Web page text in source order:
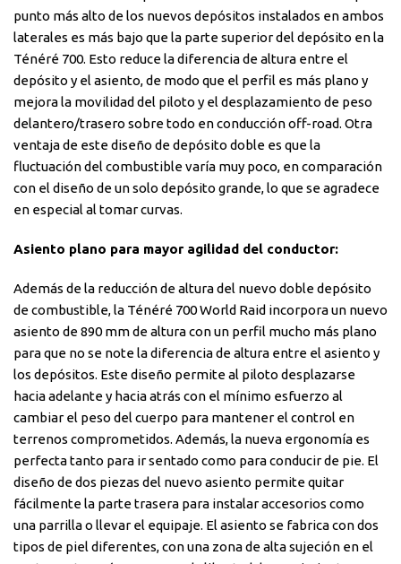
punto más alto de los nuevos depósitos instalados en ambos
laterales es más bajo que la parte superior del depósito en la
Ténéré 700. Esto reduce la diferencia de altura entre el
depósito y el asiento, de modo que el perfil es más plano y
mejora la movilidad del piloto y el desplazamiento de peso
delantero/trasero sobre todo en conducción off-road. Otra
ventaja de este diseño de depósito doble es que la
fluctuación del combustible varía muy poco, en comparación
con el diseño de un solo depósito grande, lo que se agradece
en especial al tomar curvas.
Asiento plano para mayor agilidad del conductor:
Además de la reducción de altura del nuevo doble depósito
de combustible, la Ténéré 700 World Raid incorpora un nuevo
asiento de 890 mm de altura con un perfil mucho más plano
para que no se note la diferencia de altura entre el asiento y
los depósitos. Este diseño permite al piloto desplazarse
hacia adelante y hacia atrás con el mínimo esfuerzo al
cambiar el peso del cuerpo para mantener el control en
terrenos comprometidos. Además, la nueva ergonomía es
perfecta tanto para ir sentado como para conducir de pie. El
diseño de dos piezas del nuevo asiento permite quitar
fácilmente la parte trasera para instalar accesorios como
una parrilla o llevar el equipaje. El asiento se fabrica con dos
tipos de piel diferentes, con una zona de alta sujeción en el